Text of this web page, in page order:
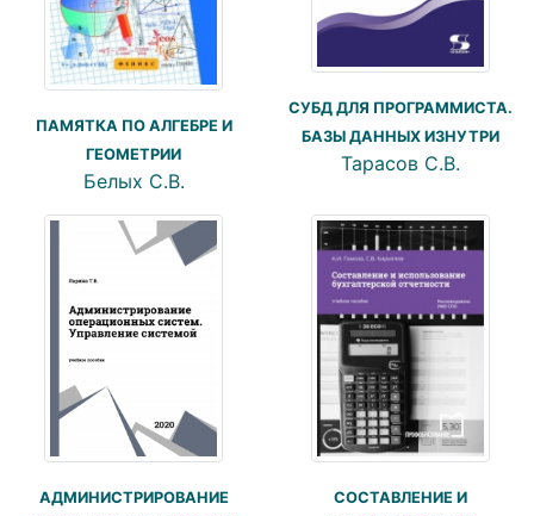
ПАМЯТКА ПО АЛГЕБРЕ И
ГЕОМЕТРИИ
Белых С.В.
СУБД ДЛЯ ПРОГРАММИСТА.
БАЗЫ ДАННЫХ ИЗНУТРИ
Тарасов С.В.
АДМИНИСТРИРОВАНИЕ
СОСТАВЛЕНИЕ И